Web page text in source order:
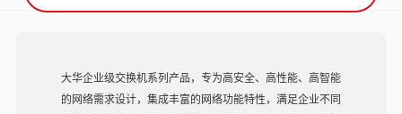
大华企业级交换机系列产品，专为高安全、高性能、高智能
的网络需求设计，集成丰富的网络功能特性，满足企业不同